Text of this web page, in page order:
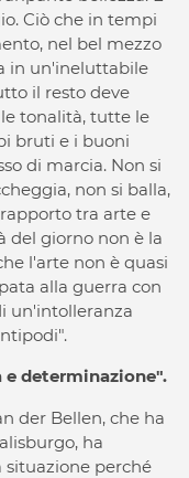
Ciò che in tempi
nel bel mezzo
in un'ineluttabile
il resto deve
tonalità, tutte le
bruti e i buoni
di marcia. Non si
non si balla,
tra arte e
del giorno non è la
l'arte non è quasi
alla guerra con
un'intolleranza
e determinazione".
der Bellen, che ha
ha
perché